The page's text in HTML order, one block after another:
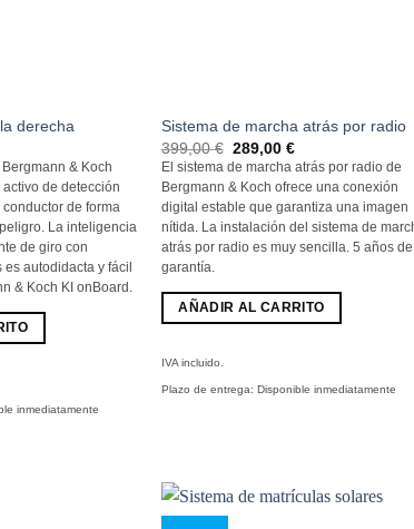
derecha
& Koch
de detección
de forma
La inteligencia
de giro con
autodidacta y fácil
& Koch KI onBoard.
inmediatamente
Sistema de marcha atrás por radio
399,00€ El
precio
original
era:
399,00
€
289,00 €El
precio
actual
es:
289,00
€.
El sistema de marcha atrás por radio de
Bergmann & Koch ofrece una conexión
digital estable que garantiza una imagen
nítida. La instalación del sistema de
atrás por radio es muy sencilla. 5 años de
garantía.
AÑADIR AL CARRITO
IVA incluido.
Plazo de entrega: Disponible inmediatamente